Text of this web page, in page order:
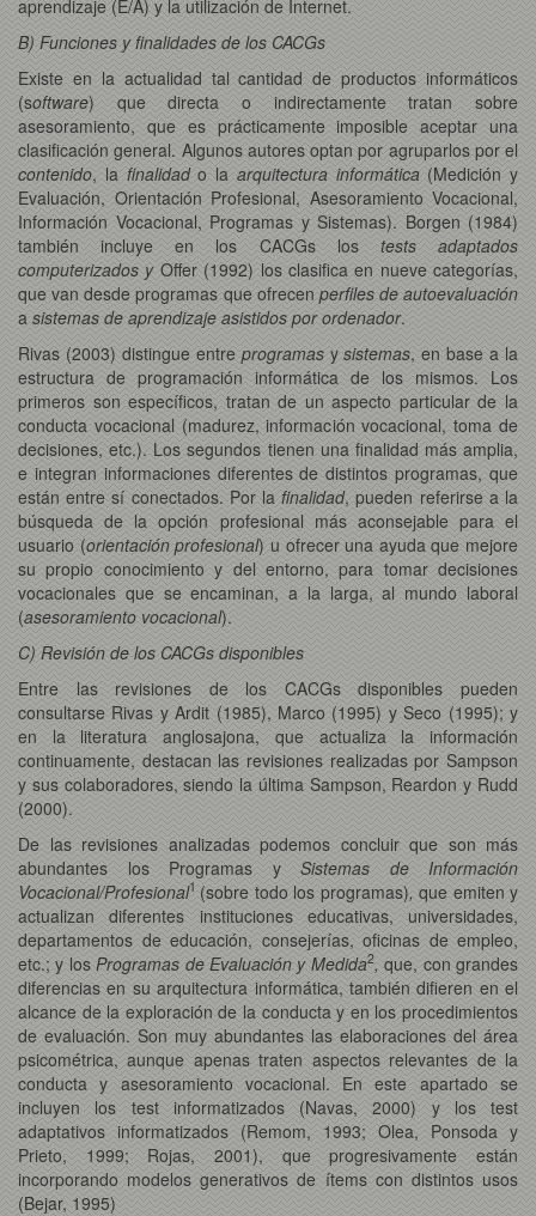
aprendizaje (E/A) y la utilización de Internet.
B) Funciones y finalidades de los CACGs
Existe en la actualidad tal cantidad de productos informáticos
(software) que directa o indirectamente tratan sobre
asesoramiento, que es prácticamente imposible aceptar una
clasificación general. Algunos autores optan por agruparlos por el
contenido, la finalidado la arquitectura informática (Medición y
Evaluación, Orientación Profesional, Asesoramiento Vocacional,
Información Vocacional, Programas y Sistemas). Borgen (1984)
también incluye en los CACGs los tests adaptados
computerizados yOffer (1992) los clasifica en nueve categorías,
que van desde programas que ofrecen perfiles de autoevaluación
a sistemas de aprendizaje asistidos por ordenador.
Rivas (2003) distingue entre programasysistemas, en base a la
estructura de programación informática de los mismos. Los
primeros son específicos, tratan de un aspecto particular de la
conducta vocacional (madurez, información vocacional, toma de
decisiones, etc.). Los segundos tienen una finalidad más amplia,
e integran informaciones diferentes de distintos programas, que
están entre sí conectados. Por lafinalidad, pueden referirse a la
búsqueda de la opción profesional más aconsejable para el
usuario (orientación profesional) u ofrecer una ayuda que mejore
su propio conocimiento y del entorno, para tomar decisiones
vocacionales que se encaminan, a la larga, al mundo laboral
(asesoramiento vocacional).
C) Revisión de los CACGs disponibles
Entre las revisiones de los CACGs disponibles pueden
consultarse Rivas y Ardit (1985), Marco (1995) y Seco (1995); y
en la literatura anglosajona, que actualiza la información
continuamente, destacan las revisiones realizadas por Sampson
y sus colaboradores, siendo la última Sampson, Reardon y Rudd
(2000).
De las revisiones analizadas podemos concluir que son más
abundantes los Programas y Sistemas de Información
Vocacional/Profesional1 (sobre todo los programas),que emiten y
actualizan diferentes instituciones educativas, universidades,
departamentos de educación, consejerías, oficinas de empleo,
etc.; y los Programas de Evaluación y Medida2,que, con grandes
diferencias en su arquitectura informática, también difieren en el
alcance de la exploración de la conducta y en los procedimientos
de evaluación. Son muy abundantes las elaboraciones del área
psicométrica, aunque apenas traten aspectos relevantes de la
conducta y asesoramiento vocacional. En este apartado se
incluyen los test informatizados (Navas, 2000) y los test
adaptativos informatizados (Remom, 1993; Olea, Ponsoda y
Prieto, 1999; Rojas, 2001), que progresivamente están
incorporando modelos generativos de ítems con distintos usos
(Bejar, 1995)